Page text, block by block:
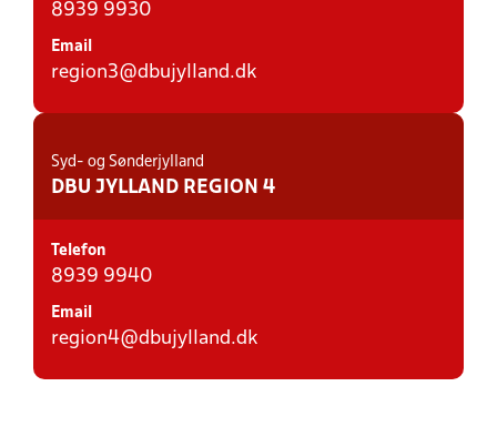
8939 9930
Email
region3@dbujylland.dk
Syd- og Sønderjylland
DBU JYLLAND REGION 4
Telefon
8939 9940
Email
region4@dbujylland.dk